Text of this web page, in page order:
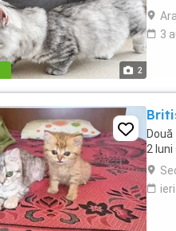
2
sunt
3
2